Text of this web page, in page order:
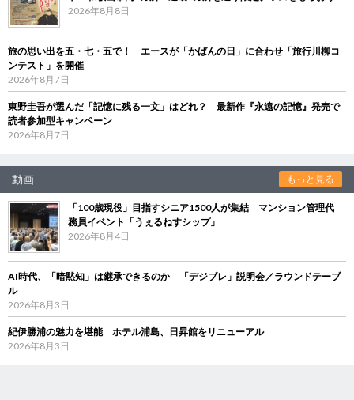
2026年8月8日
旅の思い出を五・七・五で！ エースが「かばんの日」に合わせ「旅行川柳コ
ンテスト」を開催
2026年8月7日
東野圭吾が選んだ「記憶に残る一文」はどれ？ 最新作『永遠の記憶』発売で
読者参加型キャンペーン
2026年8月7日
動画 もっと見る
「100歳現役」目指すシニア1500人が集結 マンション管理代
務員イベント「うぇるねすシップ」
2026年8月4日
AI時代、「暗黙知」は継承できるのか 「デジブレ」説明会／ラウンドテーブ
ル
2026年8月3日
紀伊勝浦の魅力を堪能 ホテル浦島、日昇館をリニューアル
2026年8月3日